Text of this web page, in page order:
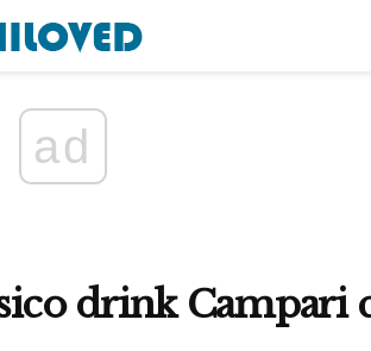
ad
drink Campari